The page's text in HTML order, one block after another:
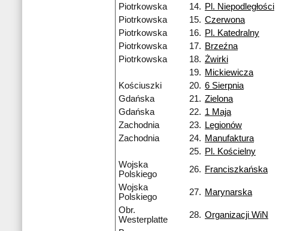
Piotrkowska
14. Pl. Niepodległości
Piotrkowska
15. Czerwona
Piotrkowska
16. Pl. Katedralny
Piotrkowska
17. Brzeźna
Piotrkowska
18. Żwirki
19. Mickiewicza
Kościuszki
20. 6 Sierpnia
Gdańska
21. Zielona
Gdańska
22. 1 Maja
Zachodnia
23. Legionów
Zachodnia
24. Manufaktura
25. Pl. Kościelny
Wojska
Polskiego
26. Franciszkańska
Wojska
Polskiego
27. Marynarska
Obr.
Westerplatte
28. Organizacji WiN